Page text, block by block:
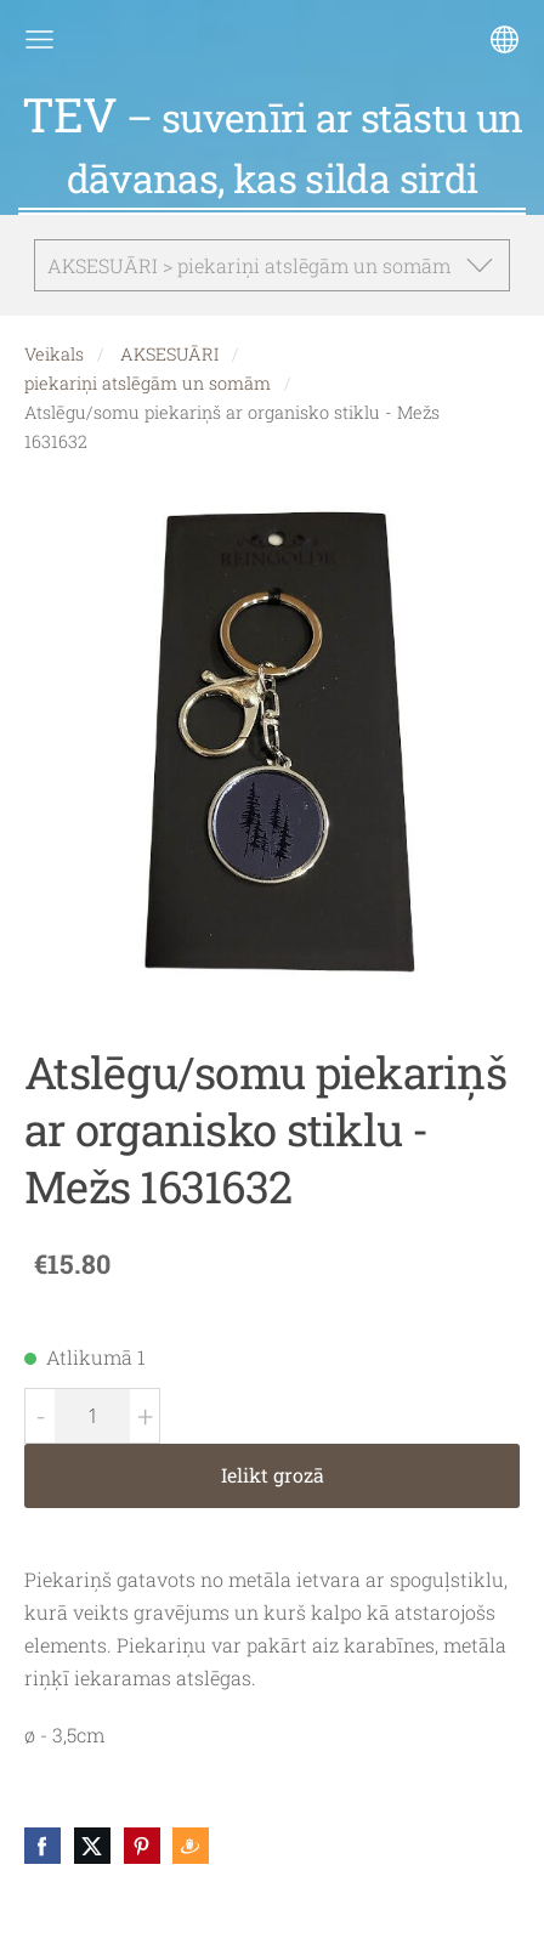
TEV – suvenīri ar stāstu un
dāvanas, kas silda sirdi
AKSESUĀRI > piekariņi atslēgām un somām
Veikals
AKSESUĀRI
piekariņi atslēgām un somām
Atslēgu/somu piekariņš ar organisko stiklu - Mežs
1631632
Atslēgu/somu piekariņš
ar organisko stiklu -
Mežs 1631632
€15.80
Atlikumā 1
- +
Ielikt grozā
Piekariņš gatavots no metāla ietvara ar spoguļstiklu,
kurā veikts gravējums un kurš kalpo kā atstarojošs
elements. Piekariņu var pakārt aiz karabīnes, metāla
riņķī iekaramas atslēgas.
ø - 3,5cm